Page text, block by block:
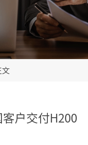
文
户交付H200